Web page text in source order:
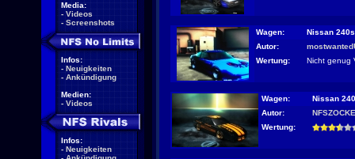
Media:
- Videos
- Screenshots
Infos:
- Neuigkeiten
- Ankündigung
Medien:
- Videos
Infos:
- Neuigkeiten
Wagen:
Nissan
Autor:
Wertung:
Nicht genug
Wagen:
Nissan
Autor:
Wertung: